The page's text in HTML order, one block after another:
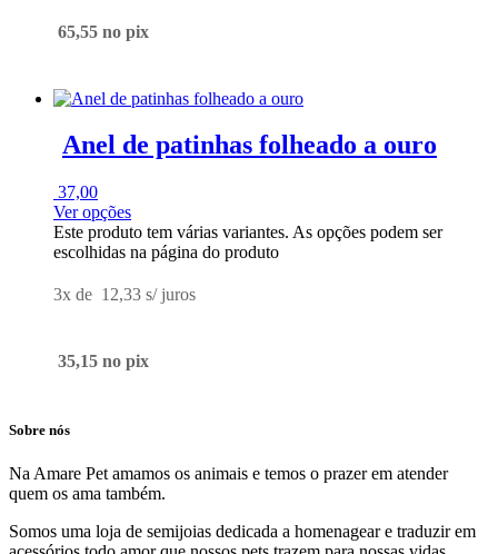
65,55 no pix
Anel de patinhas folheado a ouro
37,00
Ver opções
Este produto tem várias variantes. As opções podem ser
escolhidas na página do produto
3x de 12,33 s/ juros
35,15 no pix
Sobre nós
Na Amare Pet amamos os animais e temos o prazer em atender
quem os ama também.
Somos uma loja de semijoias dedicada a homenagear e traduzir em